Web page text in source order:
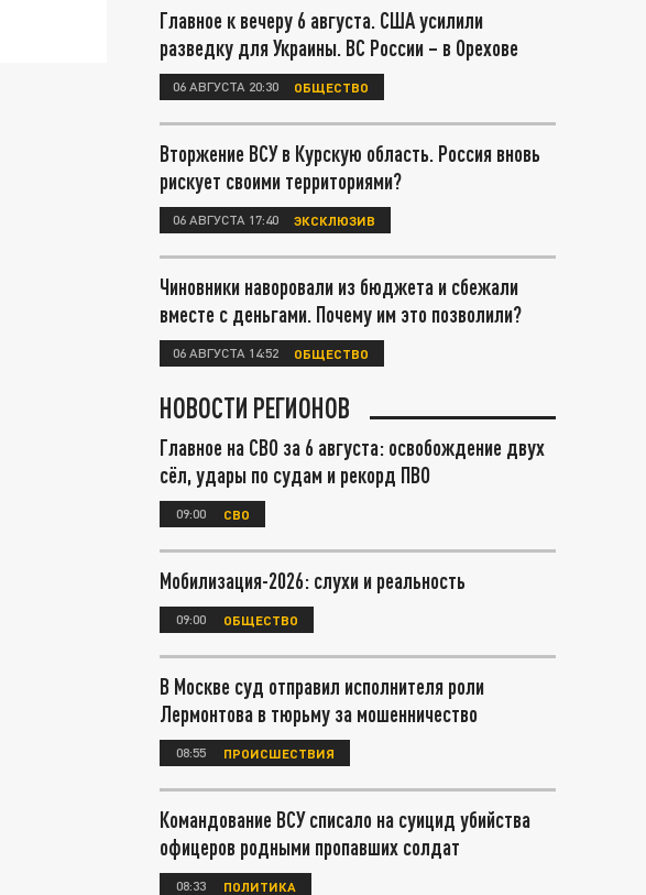
Главное к вечеру 6 августа. США усилили
разведку для Украины. ВС России – в Орехове
06 АВГУСТА 20:30 ОБЩЕСТВО
Вторжение ВСУ в Курскую область. Россия вновь
рискует своими территориями?
06 АВГУСТА 17:40 ЭКСКЛЮЗИВ
Чиновники наворовали из бюджета и сбежали
вместе с деньгами. Почему им это позволили?
06 АВГУСТА 14:52 ОБЩЕСТВО
НОВОСТИ РЕГИОНОВ
Главное на СВО за 6 августа: освобождение двух
сёл, удары по судам и рекорд ПВО
09:00 СВО
Мобилизация-2026: слухи и реальность
09:00 ОБЩЕСТВО
В Москве суд отправил исполнителя роли
Лермонтова в тюрьму за мошенничество
08:55 ПРОИСШЕСТВИЯ
Командование ВСУ списало на суицид убийства
офицеров родными пропавших солдат
08:33 ПОЛИТИКА